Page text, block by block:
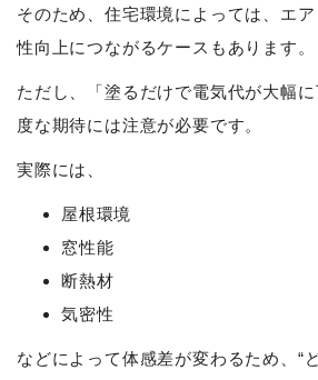
そのため、住宅環境によっては、エ
性向上につながるケースもあります。
ただし、「塗るだけで電気代が大幅
度な期待には注意が必要です。
実際には、
屋根環境
窓性能
断熱材
気密性
などによって体感差が変わるため、“